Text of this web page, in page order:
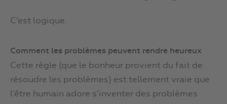
C’est logique.
Comment les problèmes peuvent rendre heureux
Cette règle (que le bonheur provient du fait de
résoudre les problèmes) est tellement vraie que
l’être humain adore s’inventer des problèmes